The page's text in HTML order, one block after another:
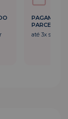
PARCELADO
até 3x sem